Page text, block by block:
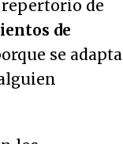
repertorio de
de
se adapta